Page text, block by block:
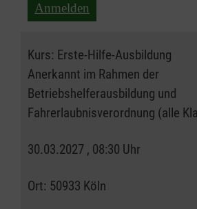
Anmelden
Kurs: Erste-Hilfe-Ausbildung
Anerkannt im Rahmen der
Betriebshelferausbildung und
Fahrerlaubnisverordnung (alle
30.03.2027 , 08:30 Uhr
Ort: 50933 Köln